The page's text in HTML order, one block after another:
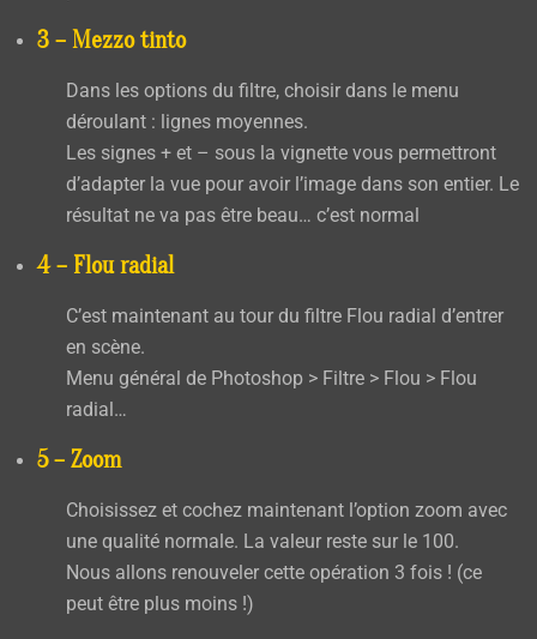
3 – Mezzo tinto
Dans les options du filtre, choisir dans le menu
déroulant : lignes moyennes.
Les signes + et – sous la vignette vous permettront
d’adapter la vue pour avoir l’image dans son entier. Le
résultat ne va pas être beau… c’est normal
4 – Flou radial
C’est maintenant au tour du filtre Flou radial d’entrer
en scène.
Menu général de Photoshop > Filtre > Flou > Flou
radial …
5 – Zoom
Choisissez et cochez maintenant l’option zoom avec
une qualité normale. La valeur reste sur le 100.
Nous allons renouveler cette opération 3 fois ! (ce
peut être plus moins !)